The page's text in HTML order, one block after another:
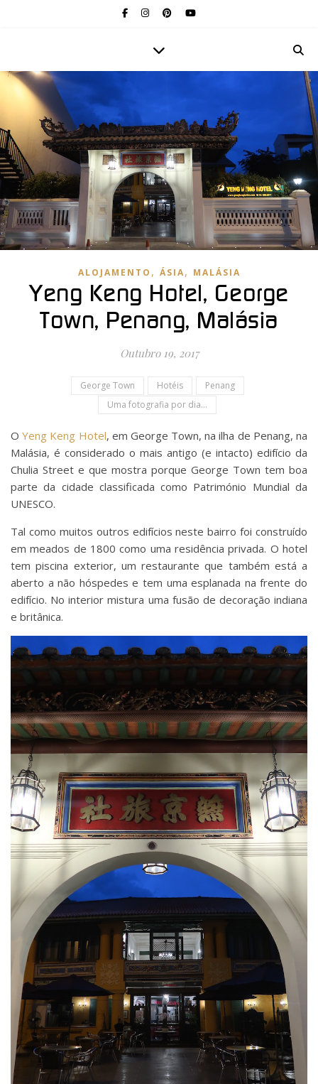
ALOJAMENTO , ÁSIA, MALÁSIA
Yeng Keng Hotel, George
Town, Penang, Malásia
Outubro 19, 2017
George Town Hotéis
Penang
Uma fotografia por dia...
OYeng Keng Hotel, em George Town, na ilha de Penang, na
Malásia, é considerado o mais antigo (e intacto) edifício da
Chulia Street e que mostra porque George Town tem boa
parte da cidade classificada como Património Mundial da
UNESCO.
Tal como muitos outros edifícios neste bairro foi construído
em meados de 1800 como uma residência privada. O hotel
tem piscina exterior, um restaurante que também está a
aberto a não hóspedes e tem uma esplanada na frente do
edifício. No interior mistura uma fusão de decoração indiana
e britânica.